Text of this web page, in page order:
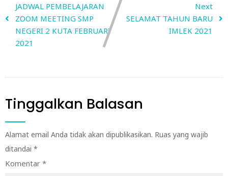
JADWAL PEMBELAJARAN
ZOOM MEETING SMP
NEGERI 2 KUTA FEBRUARI
2021
Next
SELAMAT TAHUN BARU
IMLEK 2021
Tinggalkan Balasan
Alamat email Anda tidak akan dipublikasikan. Ruas yang wajib
ditandai *
Komentar *